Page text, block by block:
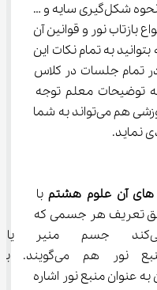
چشمه‌های نور، نحوه انتشار نور، نحوه شکل‌گیری سایه و …
بازتاب نور و قوانین آن
اینکه بتوانید به تمام نکات این
تمام جلسات در کلاس
توضیحات معلم توجه
کنید. استفاده از ابزارهای کمک آموزشی هم می‌تواند به شما
نماید.
های آن علوم هشتم با
می‌شوید. طبق تعریف هر جسمی که
از خود نور تولید می‌کند
می‌شود. به چشمه نور منبع
عنوان منبع نور اشاره